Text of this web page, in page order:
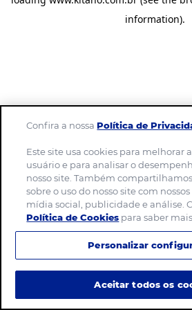
information).
Confira a nossaPolítica de
Este site usa cookies para melhorar
usuário e para analisar o
nosso site. Também
sobre o uso do nosso site com
mídia social, publicidade e análise.
Política de Cookies para saber mais.
Personalizar
Aceitar todos os